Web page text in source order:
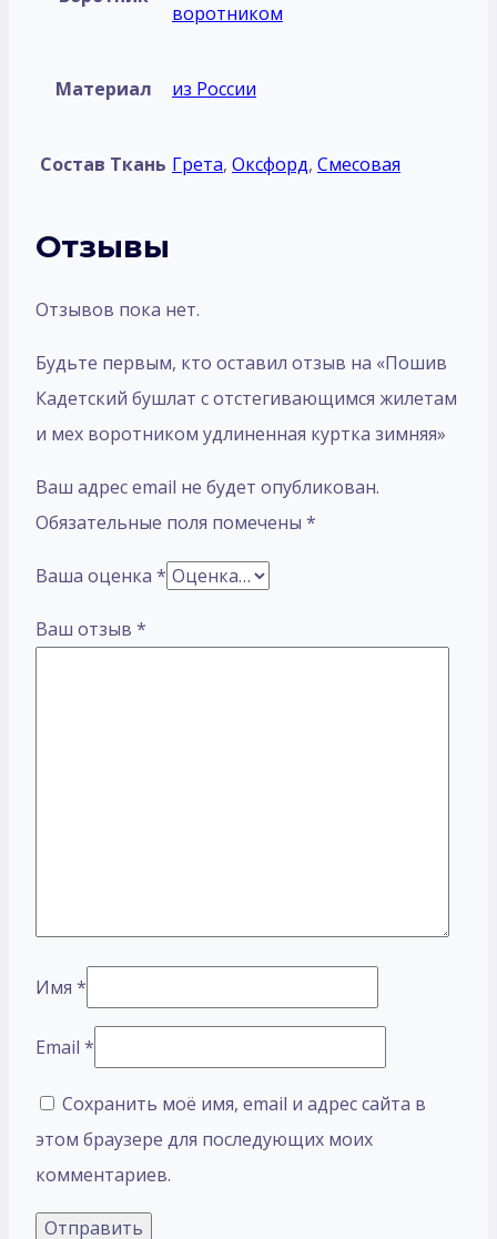
воротником
Материал из России
Состав Ткань Грета, Оксфорд, Смесовая
Отзывы
Отзывов пока нет.
Будьте первым, кто оставил отзыв на «Пошив
Кадетский бушлат с отстегивающимся жилетам
и мех воротником удлиненная куртка зимняя»
Ваш адрес email не будет опубликован.
Обязательные поля помечены *
Ваша оценка *
Ваш отзыв *
Имя *
Email *
Сохранить моё имя, email и адрес сайта в
этом браузере для последующих моих
комментариев.